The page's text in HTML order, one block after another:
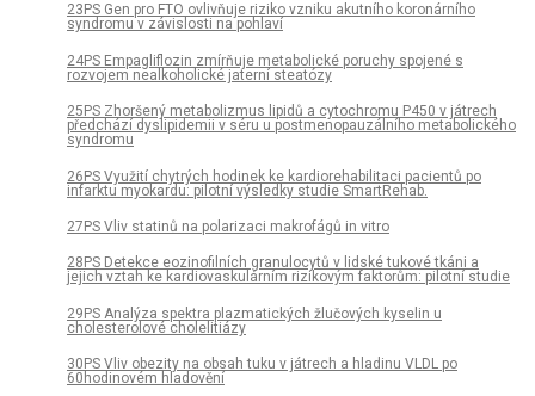
23PS Gen pro FTO ovlivňuje riziko vzniku akutního koronárního
syndromu v závislosti na pohlaví
24PS Empagliflozin zmírňuje metabolické poruchy spojené s
rozvojem nealkoholické jaterní steatózy
25PS Zhoršený metabolizmus lipidů a cytochromu P450 v játrech
předchází dyslipidemii v séru u postmenopauzálního metabolického
syndromu
26PS Využití chytrých hodinek ke kardiorehabilitaci pacientů po
infarktu myokardu: pilotní výsledky studie SmartRehab.
27PS Vliv statinů na polarizaci makrofágů in vitro
28PS Detekce eozinofilních granulocytů v lidské tukové tkáni a
jejich vztah ke kardiovaskulárním rizikovým faktorům: pilotní studie
29PS Analýza spektra plazmatických žlučových kyselin u
cholesterolové cholelitiázy
30PS Vliv obezity na obsah tuku v játrech a hladinu VLDL po
60hodinovém hladovění